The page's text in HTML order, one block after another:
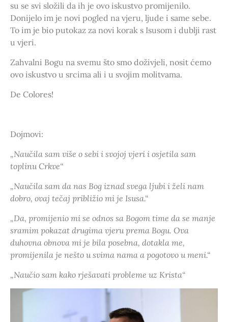
su se svi složili da ih je ovo iskustvo promijenilo.
Donijelo im je novi pogled na vjeru, ljude i same sebe.
To im je bio putokaz za novi korak s Isusom i dublji rast
u vjeri.
Zahvalni Bogu na svemu što smo doživjeli, nosit ćemo
ovo iskustvo u srcima ali i u svojim molitvama.
De Colores!
Dojmovi:
„Naučila sam više o sebi i svojoj vjeri i osjetila sam
toplinu Crkve“
„Naučila sam da nas Bog iznad svega ljubi i želi nam
dobro, ovaj tečaj približio mi je Isusa.“
„Da, promijenio mi se odnos sa Bogom time da se manje
sramim pokazat drugima vjeru prema Bogu. Ova
duhovna obnova mi je bila posebna, dotakla me,
promijenila je nešto u svima nama a pogotovo u meni.“
„Naučio sam kako rješavati probleme uz Krista“